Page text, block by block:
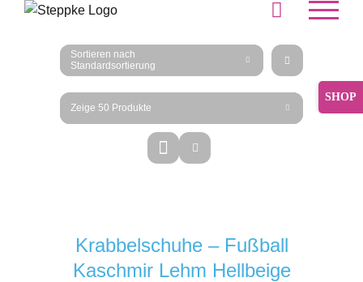
Sortieren nach
Standardsortierung
Zeige 50 Produkte
Krabbelschuhe – Fußball
Kaschmir Lehm Hellbeige
Toggle
Sliding